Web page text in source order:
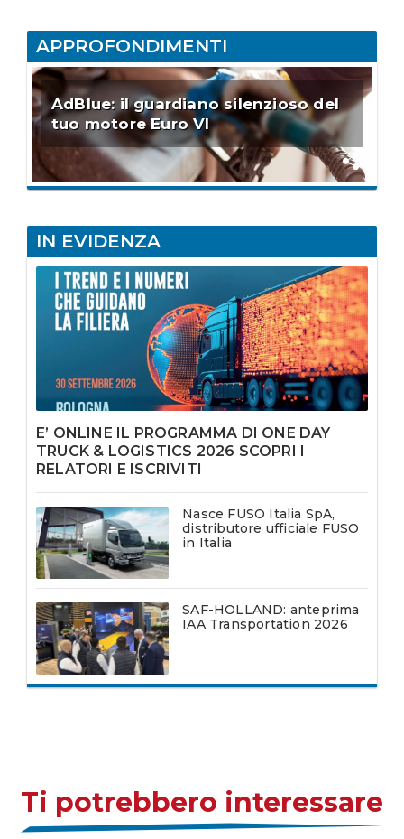
APPROFONDIMENTI
AdBlue: il guardiano silenzioso del
tuo motore Euro VI
IN EVIDENZA
E’ ONLINE IL PROGRAMMA DI ONE DAY
TRUCK & LOGISTICS 2026 SCOPRI I
RELATORI E ISCRIVITI
Nasce FUSO Italia SpA,
distributore ufficiale FUSO
in Italia
SAF-HOLLAND: anteprima
IAA Transportation 2026
Ti potrebbero interessare